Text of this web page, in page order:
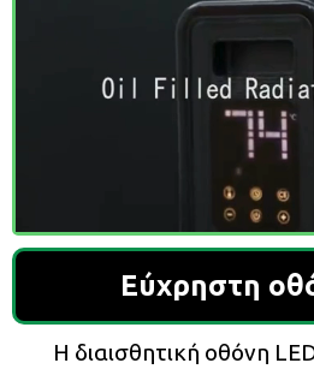
Εύχρηστη
Η διαισθητική οθόνη